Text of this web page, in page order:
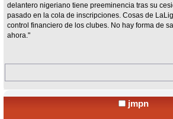
delantero nigeriano tiene preeminencia tras su
pasado en la cola de inscripciones. Cosas de
control financiero de los clubes. No hay forma de
ahora."
jmpn